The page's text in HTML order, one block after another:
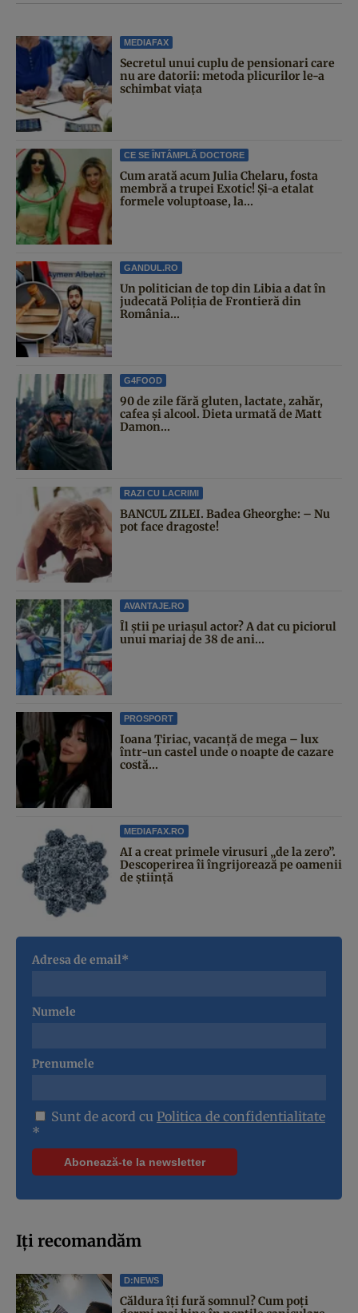
MEDIAFAX
Secretul unui cuplu de pensionari care
nu are datorii: metoda plicurilor le-a
schimbat viața
CE SE ÎNTÂMPLĂ DOCTORE
Cum arată acum Julia Chelaru, fosta
membră a trupei Exotic! Și-a etalat
formele voluptoase, la...
GANDUL.RO
Un politician de top din Libia a dat în
judecată Poliția de Frontieră din
România...
G4FOOD
90 de zile fără gluten, lactate, zahăr,
cafea și alcool. Dieta urmată de Matt
Damon...
RAZI CU LACRIMI
BANCUL ZILEI. Badea Gheorghe: – Nu
pot face dragoste!
AVANTAJE.RO
Îl știi pe uriașul actor? A dat cu piciorul
unui mariaj de 38 de ani...
PROSPORT
Ioana Țiriac, vacanță de mega – lux
într-un castel unde o noapte de cazare
costă...
MEDIAFAX.RO
AI a creat primele virusuri „de la zero”.
Descoperirea îi îngrijorează pe oamenii
de știință
Adresa de email*
Numele
Prenumele
Sunt de acord cu Politica de confidentialitate
*
Iți recomandăm
D:NEWS
Căldura îți fură somnul? Cum poți